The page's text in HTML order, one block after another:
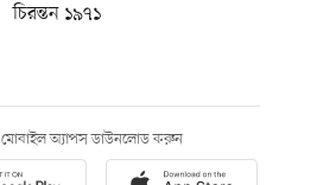
চিরন্তন ১৯৭১
মোবাইল অ্যাপস ডাউনলোড করুন